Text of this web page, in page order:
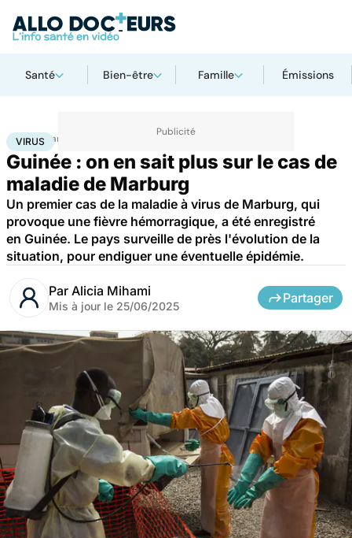
Santé Bien-être Famille Émissions
Accueil Santé Santé publiqueVirus
VIRUS
Guinée : on en sait plus sur le cas de
maladie de Marburg
Un premier cas de la maladie à virus de Marburg, qui
provoque une fièvre hémorragique, a été enregistré
en Guinée. Le pays surveille de près l'évolution de la
situation, pour endiguer une éventuelle épidémie.
Par Alicia Mihami
Mis à jour le 25/06/2025
Partager